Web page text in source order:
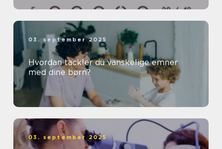
03. september 2025
Hvordan tackler du vanskelige emner
med dine børn?
03. september 2025